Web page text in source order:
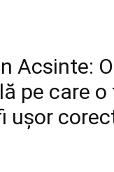
Acsinte:
pe care o
ușor